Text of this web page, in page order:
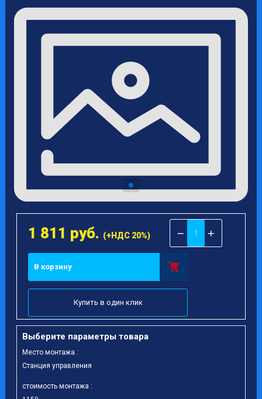
1 811 руб. (+НДС 20%) − +
В корзину
Купить в один клик
Выберите параметры товара
Место монтажа :
Станция управления
стоимость монтажа :